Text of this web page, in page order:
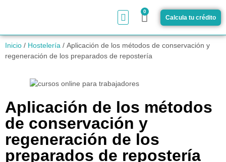
0
Calcula tu crédito
Inicio / Hostelería / Aplicación de los métodos de conservación y
regeneración de los preparados de repostería
Aplicación de los métodos
de conservación y
regeneración de los
preparados de repostería